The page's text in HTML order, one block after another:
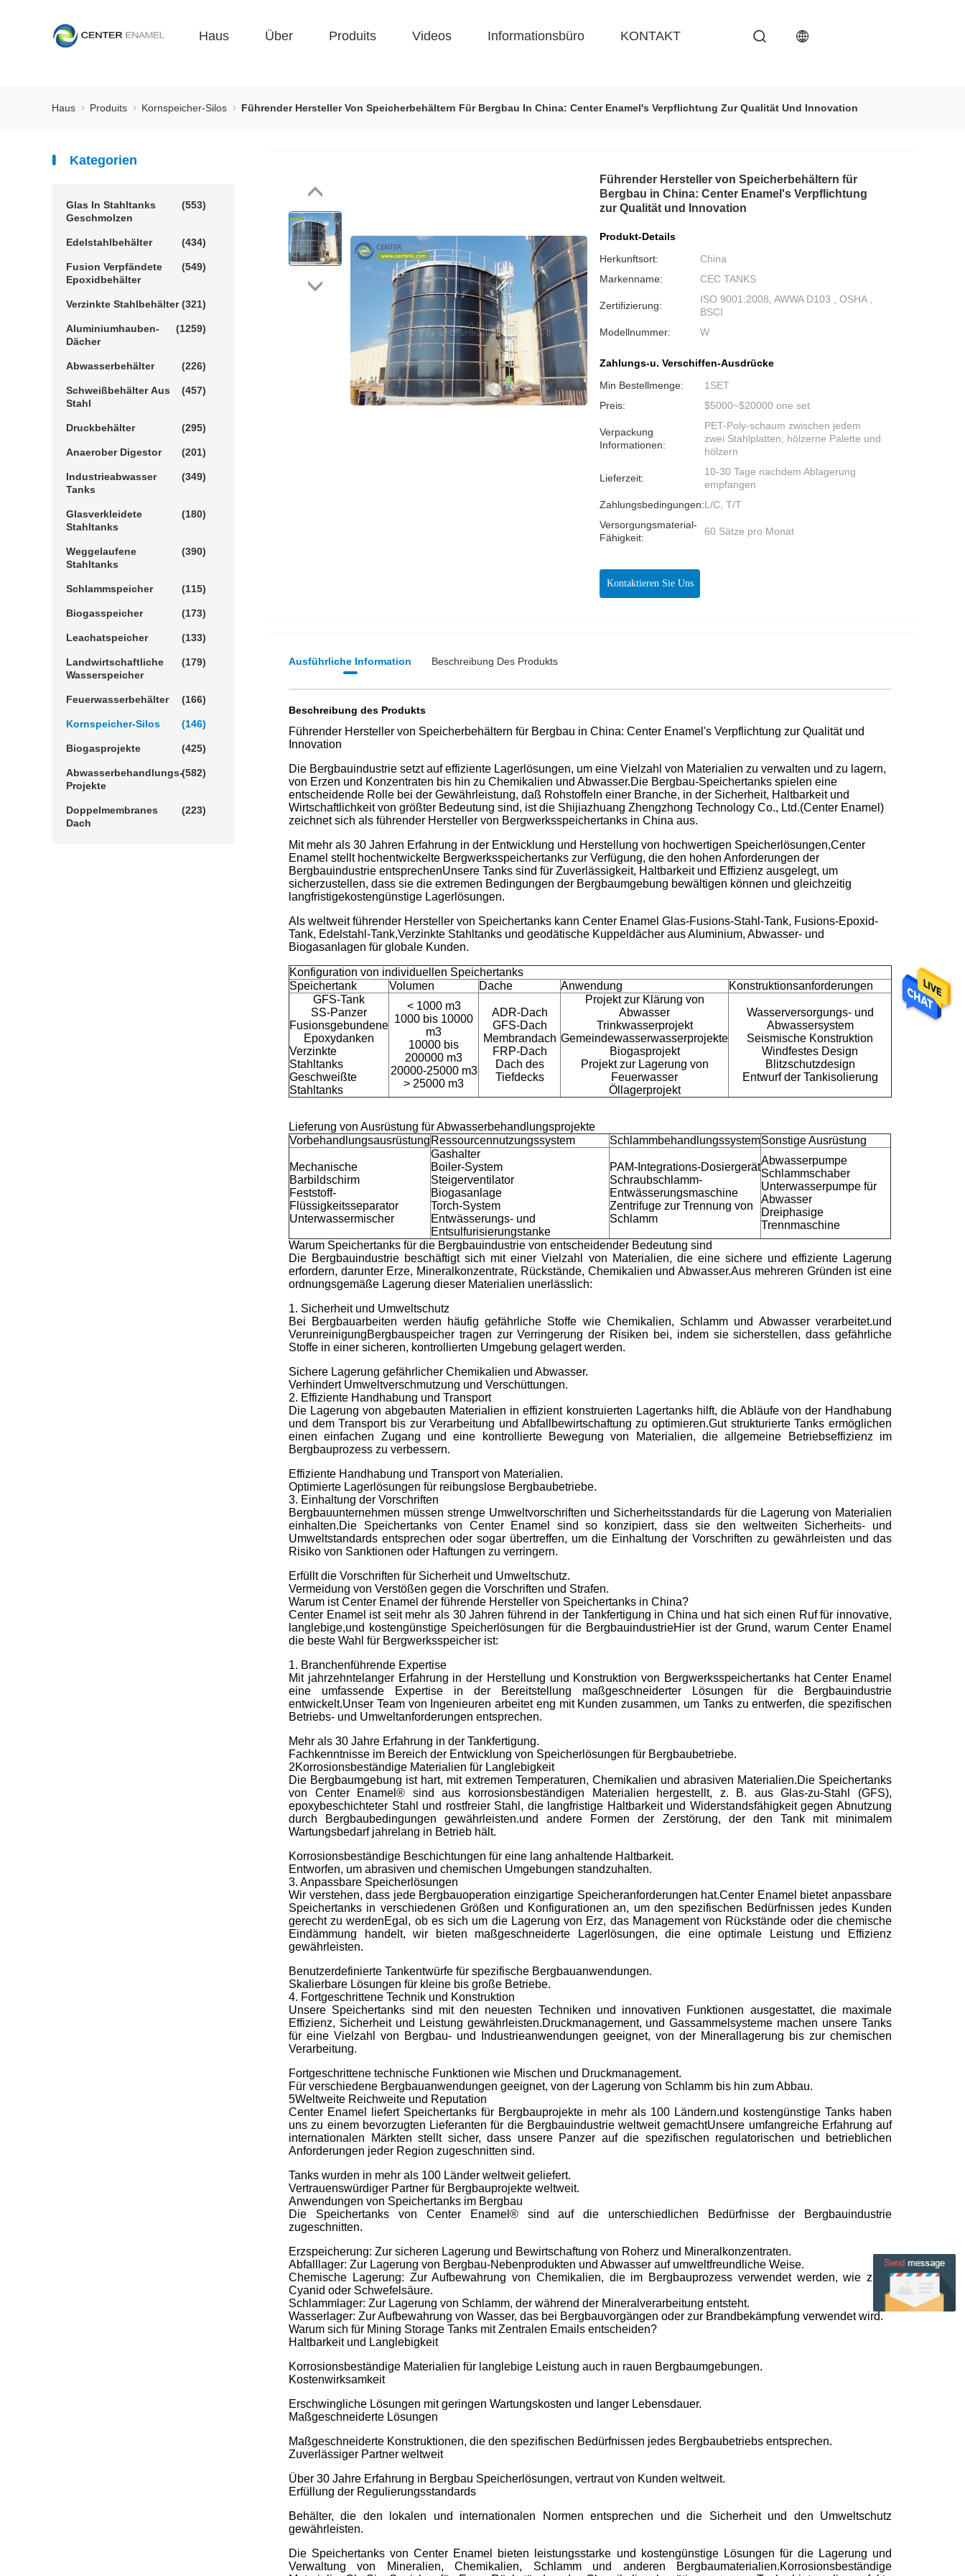
Haus Über Produits Videos Informationsbüro KONTAKT
Haus Produits Kornspeicher-Silos Führender Hersteller Von Speicherbehältern Für Bergbau In China: Center Enamel's Verpflichtung Zur Qualität Und Innovation
Kategorien
Glas In Stahltanks
Geschmolzen
(553)
Edelstahlbehälter (434)
Fusion Verpfändete
Epoxidbehälter
(549)
Verzinkte Stahlbehälter (321)
Aluminiumhauben-
Dächer
(1259)
Abwasserbehälter (226)
Schweißbehälter Aus
Stahl
(457)
Druckbehälter (295)
Anaerober Digestor (201)
Industrieabwasser
Tanks
(349)
Glasverkleidete
Stahltanks
(180)
Weggelaufene
Stahltanks
(390)
Schlammspeicher (115)
Biogasspeicher (173)
Leachatspeicher (133)
Landwirtschaftliche
Wasserspeicher
(179)
Feuerwasserbehälter (166)
Kornspeicher-Silos (146)
Biogasprojekte (425)
Abwasserbehandlungs-
Projekte
(582)
Doppelmembranes
Dach
(223)
Führender Hersteller von Speicherbehältern für
Bergbau in China: Center Enamel's Verpflichtung
zur Qualität und Innovation
Produkt-Details
Herkunftsort:
China
Markenname:
CEC TANKS
Zertifizierung:
ISO 9001:2008, AWWA D103 , OSHA ,
BSCI
Modellnummer:
W
Zahlungs-u. Verschiffen-Ausdrücke
Min Bestellmenge:
1SET
Preis:
$5000~$20000 one set
Verpackung
Informationen:
PET-Poly-schaum zwischen jedem
zwei Stahlplatten; hölzerne Palette und
hölzern
Lieferzeit:
10-30 Tage nachdem Ablagerung
empfangen
Zahlungsbedingungen:L/C, T/T
Versorgungsmaterial-
Fähigkeit:
60 Sätze pro Monat
Kontaktieren Sie Uns
Ausführliche Information Beschreibung Des Produkts
Beschreibung des Produkts
Führender Hersteller von Speicherbehältern für Bergbau in China: Center Enamel's Verpflichtung zur Qualität und
Innovation
Die Bergbauindustrie setzt auf effiziente Lagerlösungen, um eine Vielzahl von Materialien zu verwalten und zu lagern,
von Erzen und Konzentraten bis hin zu Chemikalien und Abwasser.Die Bergbau-Speichertanks spielen eine
entscheidende Rolle bei der Gewährleistung, daß RohstoffeIn einer Branche, in der Sicherheit, Haltbarkeit und
Wirtschaftlichkeit von größter Bedeutung sind, ist die Shijiazhuang Zhengzhong Technology Co., Ltd.(Center Enamel)
zeichnet sich als führender Hersteller von Bergwerksspeichertanks in China aus.
Mit mehr als 30 Jahren Erfahrung in der Entwicklung und Herstellung von hochwertigen Speicherlösungen,Center
Enamel stellt hochentwickelte Bergwerksspeichertanks zur Verfügung, die den hohen Anforderungen der
Bergbauindustrie entsprechenUnsere Tanks sind für Zuverlässigkeit, Haltbarkeit und Effizienz ausgelegt, um
sicherzustellen, dass sie die extremen Bedingungen der Bergbaumgebung bewältigen können und gleichzeitig
langfristigekostengünstige Lagerlösungen.
Als weltweit führender Hersteller von Speichertanks kann Center Enamel Glas-Fusions-Stahl-Tank, Fusions-Epoxid-
Tank, Edelstahl-Tank,Verzinkte Stahltanks und geodätische Kuppeldächer aus Aluminium, Abwasser- und
Biogasanlagen für globale Kunden.
Konfiguration von individuellen Speichertanks
Speichertank
Volumen Dache Anwendung
Konstruktionsanforderungen
GFS-Tank
SS-Panzer
Fusionsgebundene
Epoxydanken
Verzinkte
Stahltanks
Geschweißte
Stahltanks
< 1000 m3
1000 bis 10000
m3
10000 bis
200000 m3
20000-25000 m3
> 25000 m3
ADR-Dach
GFS-Dach
Membrandach
FRP-Dach
Dach des
Tiefdecks
Projekt zur Klärung von
Abwasser
Trinkwasserprojekt
Gemeindewasserwasserprojekte
Biogasprojekt
Projekt zur Lagerung von
Feuerwasser
Öllagerprojekt
Wasserversorgungs- und
Abwassersystem
Seismische Konstruktion
Windfestes Design
Blitzschutzdesign
Entwurf der Tankisolierung
Lieferung von Ausrüstung für Abwasserbehandlungsprojekte
Vorbehandlungsausrüstung Ressourcennutzungssystem SchlammbehandlungssystemSonstige Ausrüstung
Mechanische
Barbildschirm
Feststoff-
Flüssigkeitsseparator
Unterwassermischer
Gashalter
Boiler-System
Steigerventilator
Biogasanlage
Torch-System
Entwässerungs- und
Entsulfurisierungstanke
PAM-Integrations-Dosiergerät
Schraubschlamm-
Entwässerungsmaschine
Zentrifuge zur Trennung von
Schlamm
Abwasserpumpe
Schlammschaber
Unterwasserpumpe für
Abwasser
Dreiphasige
Trennmaschine
Warum Speichertanks für die Bergbauindustrie von entscheidender Bedeutung sind
Die Bergbauindustrie beschäftigt sich mit einer Vielzahl von Materialien, die eine sichere und effiziente Lagerung
erfordern, darunter Erze, Mineralkonzentrate, Rückstände, Chemikalien und Abwasser.Aus mehreren Gründen ist eine
ordnungsgemäße Lagerung dieser Materialien unerlässlich:
1. Sicherheit und Umweltschutz
Bei Bergbauarbeiten werden häufig gefährliche Stoffe wie Chemikalien, Schlamm und Abwasser verarbeitet.und
VerunreinigungBergbauspeicher tragen zur Verringerung der Risiken bei, indem sie sicherstellen, dass gefährliche
Stoffe in einer sicheren, kontrollierten Umgebung gelagert werden.
Sichere Lagerung gefährlicher Chemikalien und Abwasser.
Verhindert Umweltverschmutzung und Verschüttungen.
2. Effiziente Handhabung und Transport
Die Lagerung von abgebauten Materialien in effizient konstruierten Lagertanks hilft, die Abläufe von der Handhabung
und dem Transport bis zur Verarbeitung und Abfallbewirtschaftung zu optimieren.Gut strukturierte Tanks ermöglichen
einen einfachen Zugang und eine kontrollierte Bewegung von Materialien, die allgemeine Betriebseffizienz im
Bergbauprozess zu verbessern.
Effiziente Handhabung und Transport von Materialien.
Optimierte Lagerlösungen für reibungslose Bergbaubetriebe.
3. Einhaltung der Vorschriften
Bergbauunternehmen müssen strenge Umweltvorschriften und Sicherheitsstandards für die Lagerung von Materialien
einhalten.Die Speichertanks von Center Enamel sind so konzipiert, dass sie den weltweiten Sicherheits- und
Umweltstandards entsprechen oder sogar übertreffen, um die Einhaltung der Vorschriften zu gewährleisten und das
Risiko von Sanktionen oder Haftungen zu verringern.
Erfüllt die Vorschriften für Sicherheit und Umweltschutz.
Vermeidung von Verstößen gegen die Vorschriften und Strafen.
Warum ist Center Enamel der führende Hersteller von Speichertanks in China?
Center Enamel ist seit mehr als 30 Jahren führend in der Tankfertigung in China und hat sich einen Ruf für innovative,
langlebige,und kostengünstige Speicherlösungen für die BergbauindustrieHier ist der Grund, warum Center Enamel
die beste Wahl für Bergwerksspeicher ist:
1. Branchenführende Expertise
Mit jahrzehntelanger Erfahrung in der Herstellung und Konstruktion von Bergwerksspeichertanks hat Center Enamel
eine umfassende Expertise in der Bereitstellung maßgeschneiderter Lösungen für die Bergbauindustrie
entwickelt.Unser Team von Ingenieuren arbeitet eng mit Kunden zusammen, um Tanks zu entwerfen, die spezifischen
Betriebs- und Umweltanforderungen entsprechen.
Mehr als 30 Jahre Erfahrung in der Tankfertigung.
Fachkenntnisse im Bereich der Entwicklung von Speicherlösungen für Bergbaubetriebe.
2Korrosionsbeständige Materialien für Langlebigkeit
Die Bergbaumgebung ist hart, mit extremen Temperaturen, Chemikalien und abrasiven Materialien.Die Speichertanks
von Center Enamel® sind aus korrosionsbeständigen Materialien hergestellt, z. B. aus Glas-zu-Stahl (GFS),
epoxybeschichteter Stahl und rostfreier Stahl, die langfristige Haltbarkeit und Widerstandsfähigkeit gegen Abnutzung
durch Bergbaubedingungen gewährleisten.und andere Formen der Zerstörung, der den Tank mit minimalem
Wartungsbedarf jahrelang in Betrieb hält.
Korrosionsbeständige Beschichtungen für eine lang anhaltende Haltbarkeit.
Entworfen, um abrasiven und chemischen Umgebungen standzuhalten.
3. Anpassbare Speicherlösungen
Wir verstehen, dass jede Bergbauoperation einzigartige Speicheranforderungen hat.Center Enamel bietet anpassbare
Speichertanks in verschiedenen Größen und Konfigurationen an, um den spezifischen Bedürfnissen jedes Kunden
gerecht zu werdenEgal, ob es sich um die Lagerung von Erz, das Management von Rückstände oder die chemische
Eindämmung handelt, wir bieten maßgeschneiderte Lagerlösungen, die eine optimale Leistung und Effizienz
gewährleisten.
Benutzerdefinierte Tankentwürfe für spezifische Bergbauanwendungen.
Skalierbare Lösungen für kleine bis große Betriebe.
4. Fortgeschrittene Technik und Konstruktion
Unsere Speichertanks sind mit den neuesten Techniken und innovativen Funktionen ausgestattet, die maximale
Effizienz, Sicherheit und Leistung gewährleisten.Druckmanagement, und Gassammelsysteme machen unsere Tanks
für eine Vielzahl von Bergbau- und Industrieanwendungen geeignet, von der Minerallagerung bis zur chemischen
Verarbeitung.
Fortgeschrittene technische Funktionen wie Mischen und Druckmanagement.
Für verschiedene Bergbauanwendungen geeignet, von der Lagerung von Schlamm bis hin zum Abbau.
5Weltweite Reichweite und Reputation
Center Enamel liefert Speichertanks für Bergbauprojekte in mehr als 100 Ländern.und kostengünstige Tanks haben
uns zu einem bevorzugten Lieferanten für die Bergbauindustrie weltweit gemachtUnsere umfangreiche Erfahrung auf
internationalen Märkten stellt sicher, dass unsere Panzer auf die spezifischen regulatorischen und betrieblichen
Anforderungen jeder Region zugeschnitten sind.
Tanks wurden in mehr als 100 Länder weltweit geliefert.
Vertrauenswürdiger Partner für Bergbauprojekte weltweit.
Anwendungen von Speichertanks im Bergbau
Die Speichertanks von Center Enamel® sind auf die unterschiedlichen Bedürfnisse der Bergbauindustrie
zugeschnitten.
Erzspeicherung: Zur sicheren Lagerung und Bewirtschaftung von Roherz und Mineralkonzentraten.
Abfalllager: Zur Lagerung von Bergbau-Nebenprodukten und Abwasser auf umweltfreundliche Weise.
Chemische Lagerung: Zur Aufbewahrung von Chemikalien, die im Bergbauprozess verwendet werden, wie z. B.
Cyanid oder Schwefelsäure.
Schlammlager: Zur Lagerung von Schlamm, der während der Mineralverarbeitung entsteht.
Wasserlager: Zur Aufbewahrung von Wasser, das bei Bergbauvorgängen oder zur Brandbekämpfung verwendet wird.
Warum sich für Mining Storage Tanks mit Zentralen Emails entscheiden?
Haltbarkeit und Langlebigkeit
Korrosionsbeständige Materialien für langlebige Leistung auch in rauen Bergbaumgebungen.
Kostenwirksamkeit
Erschwingliche Lösungen mit geringen Wartungskosten und langer Lebensdauer.
Maßgeschneiderte Lösungen
Maßgeschneiderte Konstruktionen, die den spezifischen Bedürfnissen jedes Bergbaubetriebs entsprechen.
Zuverlässiger Partner weltweit
Über 30 Jahre Erfahrung in Bergbau Speicherlösungen, vertraut von Kunden weltweit.
Erfüllung der Regulierungsstandards
Behälter, die den lokalen und internationalen Normen entsprechen und die Sicherheit und den Umweltschutz
gewährleisten.
Die Speichertanks von Center Enamel bieten leistungsstarke und kostengünstige Lösungen für die Lagerung und
Verwaltung von Mineralien, Chemikalien, Schlamm und anderen Bergbaumaterialien.Korrosionsbeständige